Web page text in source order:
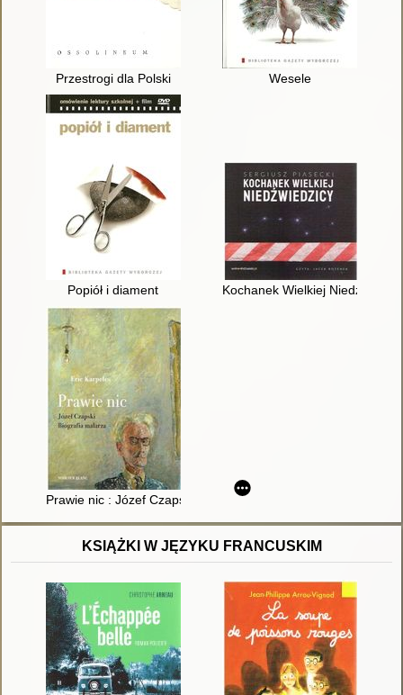
Przestrogi dla Polski Wesele
Popiół i diament Kochanek Wielkiej
Prawie nic : Józef Czapski : biografia malarza
KSIĄŻKI W JĘZYKU FRANCUSKIM